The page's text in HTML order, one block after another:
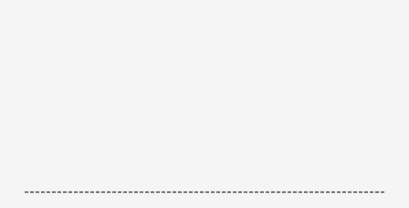
------------------------------------------------------------------